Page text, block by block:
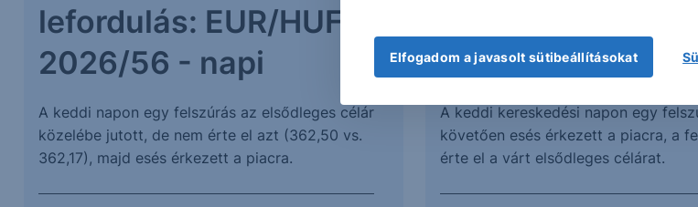
lefordulás: EUR/HUF -
2026/56 - napi
A keddi napon egy felszúrás az elsődleges célár
közelébe jutott, de nem érte el azt (362,50 vs.
362,17), majd esés érkezett a piacra.
napi
A keddi kereskedési napon egy
követően esés érkezett a piacra, a
érte el a várt elsődleges célárat.
Elfogadom a javasolt sütibeállításokat